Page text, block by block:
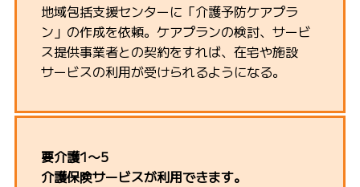
地域包括支援センターに「介護予防ケアプラ
ン」の作成を依頼。ケアプランの検討、サービ
ス提供事業者との契約をすれば、在宅や施設
サービスの利用が受けられるようになる。
要介護1〜5
介護保険サービスが利用できます。